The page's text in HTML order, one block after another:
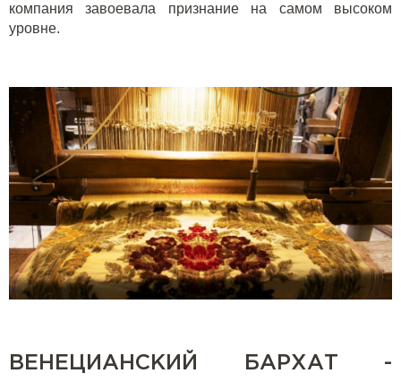
компания завоевала признание на самом высоком
уровне.
ВЕНЕЦИАНСКИЙ БАРХАТ -